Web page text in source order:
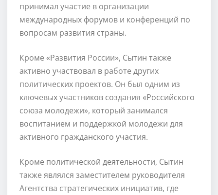
принимал участие в организации
международных форумов и конференций по
вопросам развития страны.
Кроме «Развития России», Сытин также
активно участвовал в работе других
политических проектов. Он был одним из
ключевых участников создания «Российского
союза молодежи», который занимался
воспитанием и поддержкой молодежи для
активного гражданского участия.
Кроме политической деятельности, Сытин
также являлся заместителем руководителя
Агентства стратегических инициатив, где